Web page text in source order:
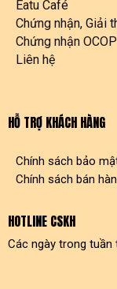
Eatu Café
Chứng nhận, Giải
Chứng nhận OCOP
Liên hệ
HỖ TRỢ KHÁCH HÀNG
Chính sách bảo
Chính sách bán
HOTLINE CSKH
Các ngày trong tuần